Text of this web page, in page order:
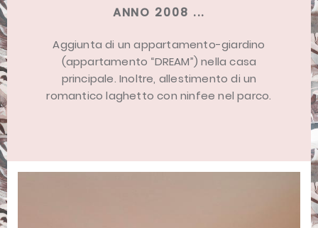
ANNO 2008 ...
Aggiunta di un appartamento-giardino
(appartamento “DREAM”) nella casa
principale. Inoltre, allestimento di un
romantico laghetto con ninfee nel parco.